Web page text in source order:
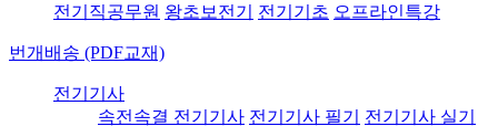
전기직공무원 왕초보전기 전기기초 오프라인특강
번개배송 (PDF교재)
전기기사
속전속결 전기기사 전기기사 필기 전기기사 실기